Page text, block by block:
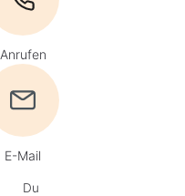
Anrufen
E-Mail
Du